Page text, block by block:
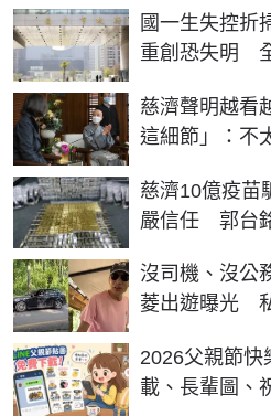
國一生失控折
重創恐失明
慈濟聲明越看
這細節」：不
慈濟10億疫苗
嚴信任 郭台
沒司機、沒公
菱出遊曝光
2026父親節快
載、長輩圖、